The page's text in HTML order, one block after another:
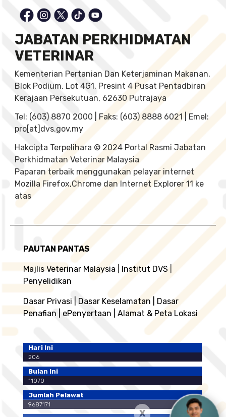
X
JABATAN PERKHIDMATAN
VETERINAR
Kementerian Pertanian Dan Keterjaminan Makanan,
Blok Podium, Lot 4G1, Presint 4 Pusat Pentadbiran
Kerajaan Persekutuan, 62630 Putrajaya
Tel: (603) 8870 2000 | Faks: (603) 8888 6021 | Emel:
pro[at]dvs.gov.my
Hakcipta Terpelihara © 2024 Portal Rasmi Jabatan
Perkhidmatan Veterinar Malaysia
Paparan terbaik menggunakan pelayar internet
Mozilla Firefox,Chrome dan Internet Explorer 11 ke
atas
PAUTAN PANTAS
Majlis Veterinar Malaysia Institut DVS
Penyelidikan
Dasar Privasi Dasar Keselamatan
Dasar
Penafian
ePenyertaan |Alamat & Peta Lokasi
Hari Ini
206
Bulan Ini
11070
Jumlah Pelawat
9687171